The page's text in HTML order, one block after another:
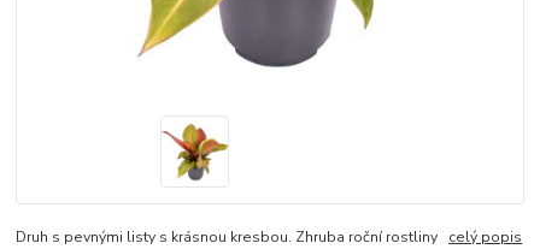
Druh s pevnými listy s krásnou kresbou. Zhruba roční rostliny celý popis